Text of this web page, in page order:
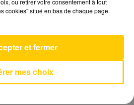
RODRIGO
cookies" situé en bas de chaque page.
mes choix
et fermer